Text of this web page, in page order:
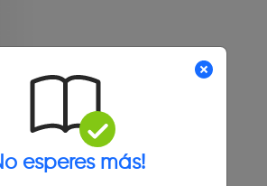
esperes más!